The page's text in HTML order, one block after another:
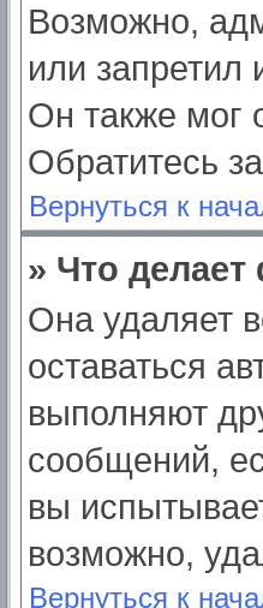
Возможно,
или запретил
Он также мог
Обратитесь
Вернуться к
» Что
Она удаляет
оставаться
выполняют
сообщений,
вы
возможно,
Вернуться к